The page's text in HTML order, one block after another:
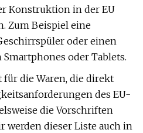
Konstruktion in der EU
Zum Beispiel eine
oder einen
oder Tablets.
die Waren, die direkt
des EU-
die Vorschriften
werden dieser Liste auch in